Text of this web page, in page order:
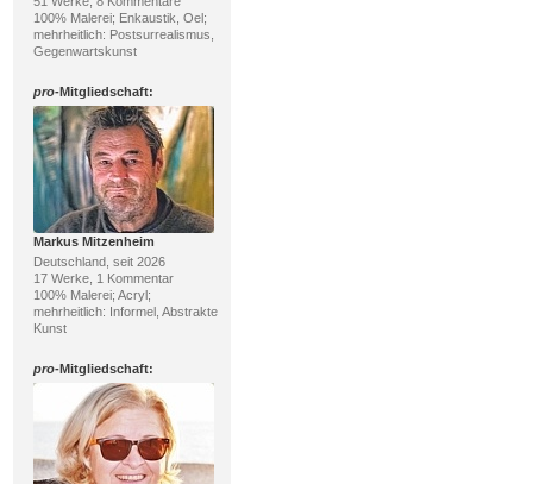
100% Malerei; Enkaustik, Oel;
mehrheitlich: Postsurrealismus,
Gegenwartskunst
pro-Mitgliedschaft:
Markus Mitzenheim
Deutschland, seit 2026
17 Werke, 1 Kommentar
100% Malerei; Acryl;
mehrheitlich: Informel, Abstrakte
Kunst
pro-Mitgliedschaft: